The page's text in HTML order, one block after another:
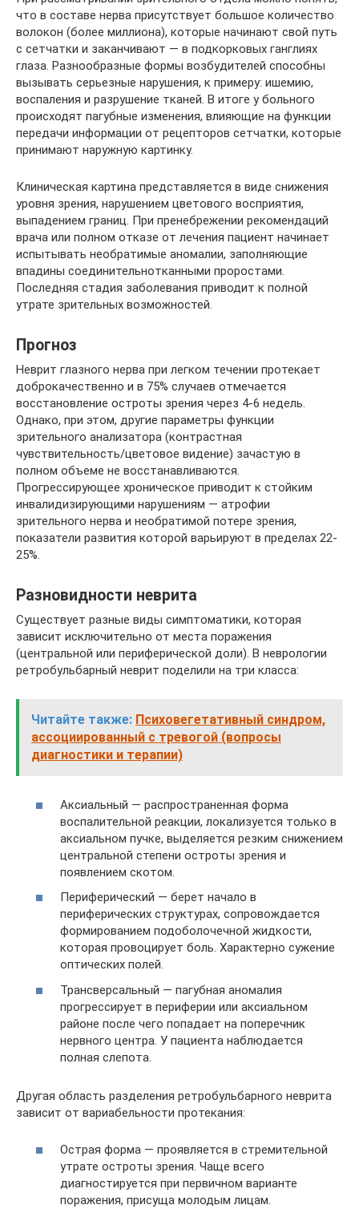
что в составе нерва присутствует большое количество
волокон (более миллиона), которые начинают свой путь
с сетчатки и заканчивают — в подкорковых ганглиях
глаза. Разнообразные формы возбудителей способны
вызывать серьезные нарушения, к примеру: ишемию,
воспаления и разрушение тканей. В итоге у больного
происходят пагубные изменения, влияющие на функции
передачи информации от рецепторов сетчатки, которые
принимают наружную картинку.
Клиническая картина представляется в виде снижения
уровня зрения, нарушением цветового восприятия,
выпадением границ. При пренебрежении рекомендаций
врача или полном отказе от лечения пациент начинает
испытывать необратимые аномалии, заполняющие
впадины соединительнотканными проростами.
Последняя стадия заболевания приводит к полной
утрате зрительных возможностей.
Прогноз
Неврит глазного нерва при легком течении протекает
доброкачественно и в 75% случаев отмечается
восстановление остроты зрения через 4-6 недель.
Однако, при этом, другие параметры функции
зрительного анализатора (контрастная
чувствительность/цветовое видение) зачастую в
полном объеме не восстанавливаются.
Прогрессирующее хроническое приводит к стойким
инвалидизирующими нарушениям — атрофии
зрительного нерва и необратимой потере зрения,
показатели развития которой варьируют в пределах 22-
25%.
Разновидности неврита
Существует разные виды симптоматики, которая
зависит исключительно от места поражения
(центральной или периферической доли). В неврологии
ретробульбарный неврит поделили на три класса:
Читайте также: Психовегетативный синдром,
ассоциированный с тревогой (вопросы
диагностики и терапии)
Аксиальный — распространенная форма
воспалительной реакции, локализуется только в
аксиальном пучке, выделяется резким снижением
центральной степени остроты зрения и
появлением скотом.
Периферический — берет начало в
периферических структурах, сопровождается
формированием подоболочечной жидкости,
которая провоцирует боль. Характерно сужение
оптических полей.
Трансверсальный — пагубная аномалия
прогрессирует в периферии или аксиальном
районе после чего попадает на поперечник
нервного центра. У пациента наблюдается
полная слепота.
Другая область разделения ретробульбарного неврита
зависит от вариабельности протекания:
Острая форма — проявляется в стремительной
утрате остроты зрения. Чаще всего
диагностируется при первичном варианте
поражения, присуща молодым лицам.